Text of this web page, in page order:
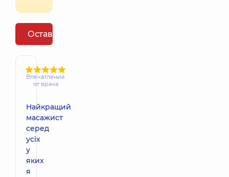
Оставить отзыв
Впечатление
от врача
Найкращий
масажист
серед
усіх
у
яких
я